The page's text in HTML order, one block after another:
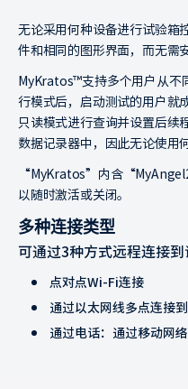
无论采用何种设备进行试验箱
件和相同的图形界面，而无需
MyKratos™支持多个用户从不
行模式后，启动测试的用户就
只读模式进行查询并设置后续
数据记录器中，因此无论使用
“MyKratos”内含
以随时激活或关闭。
多种连接类型
可通过3种方式远程连接到
点对点Wi-Fi连接
通过以太网线多点连接
通过电话：通过移动网